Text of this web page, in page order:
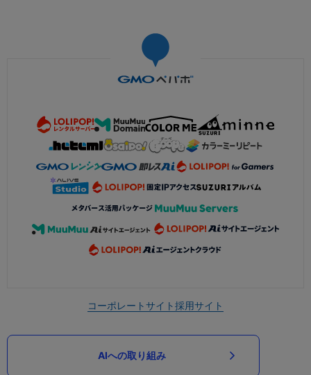
コーポレートサイト採用サイト
AIへの取り組み